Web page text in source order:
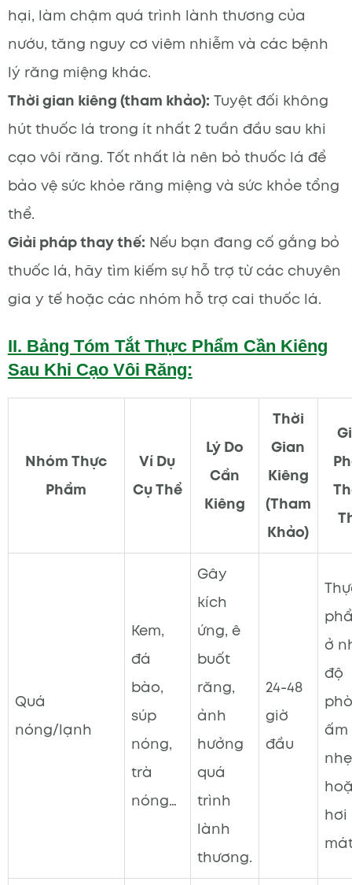
hại, làm chậm quá trình lành thương của
nướu, tăng nguy cơ viêm nhiễm và các bệnh
lý răng miệng khác.
Thời gian kiêng (tham khảo): Tuyệt đối không
hút thuốc lá trong ít nhất 2 tuần đầu sau khi
cạo vôi răng. Tốt nhất là nên bỏ thuốc lá để
bảo vệ sức khỏe răng miệng và sức khỏe tổng
thể.
Giải pháp thay thế: Nếu bạn đang cố gắng bỏ
thuốc lá, hãy tìm kiếm sự hỗ trợ từ các chuyên
gia y tế hoặc các nhóm hỗ trợ cai thuốc lá.
II. Bảng Tóm Tắt Thực Phẩm Cần Kiêng
Sau Khi Cạo Vôi Răng:
Nhóm Thực
Phẩm
Ví Dụ
Cụ Thể
Lý Do
Cần
Kiêng
Thời
Gian
Kiêng
(Tham
Khảo)
Quá
nóng/lạnh
Kem,
đá
bào,
súp
nóng,
trà
nóng…
Gây
kích
ứng, ê
buốt
răng,
ảnh
hưởng
quá
trình
lành
thương.
24-48
giờ
đầu
ở
độ
ấm
nhẹ
hơi